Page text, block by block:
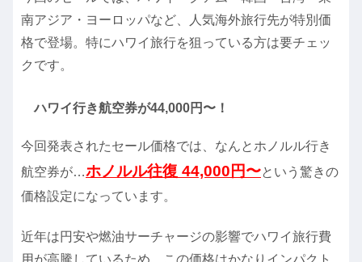
南アジア・ヨーロッパなど、人気海外旅行先が特別価
格で登場。特にハワイ旅行を狙っている方は要チェッ
クです。
ハワイ行き航空券が44,000円〜！
今回発表されたセール価格では、なんとホノルル行き
航空券が…ホノルル往復 44,000円〜という驚きの
価格設定になっています。
近年は円安や燃油サーチャージの影響でハワイ旅行費